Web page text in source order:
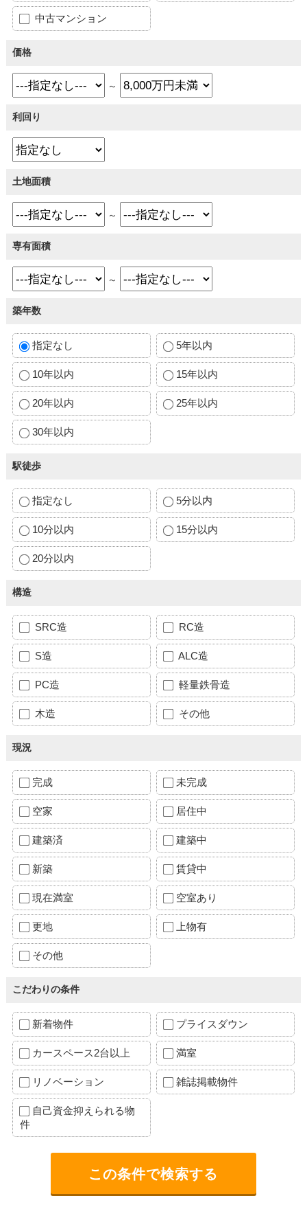
中古マンション
価格
～
利回り
土地面積
～
専有面積
～
築年数
指定なし 5年以内
10年以内 15年以内
20年以内 25年以内
30年以内
駅徒歩
指定なし 5分以内
10分以内 15分以内
20分以内
構造
SRC造 RC造
S造 ALC造
PC造 軽量鉄骨造
木造 その他
現況
完成 未完成
空家 居住中
建築済 建築中
新築 賃貸中
現在満室 空室あり
更地 上物有
その他
こだわりの条件
新着物件 プライスダウン
カースペース2台以上 満室
リノベーション 雑誌掲載物件
自己資金抑えられる物
件